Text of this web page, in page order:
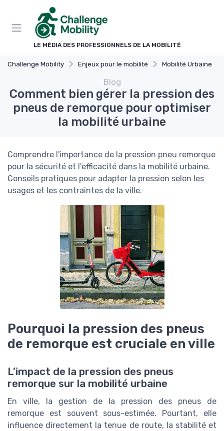
LE MÉDIA DES PROFESSIONNELS DE LA MOBILITÉ
Challenge Mobility Enjeux pour le mobilité Mobilité Urbaine
Blog
Comment bien gérer la pression des
pneus de remorque pour optimiser
la mobilité urbaine
Comprendre l'importance de la pression pneu remorque
pour la sécurité et l'efficacité dans la mobilité urbaine.
Conseils pratiques pour adapter la pression selon les
usages et les contraintes de la ville.
Pourquoi la pression des pneus
de remorque est cruciale en ville
L’impact de la pression des pneus
remorque sur la mobilité urbaine
En ville, la gestion de la pression des pneus de
remorque est souvent sous-estimée. Pourtant, elle
influence directement la tenue de route, la stabilité et
Panneau de gestion des cookies